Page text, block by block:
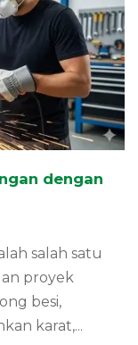
dengan
salah satu
proyek
besi,
karat,...